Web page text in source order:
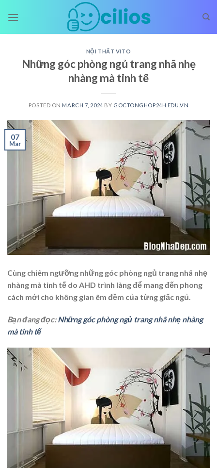
NỘI THẤT VITO
Những góc phòng ngủ trang nhã nhẹ
nhàng mà tinh tế
POSTED ON MARCH 7, 2024 BY GOCTONGHOP24H.EDU.VN
07
Mar
Cùng chiêm ngưỡng những góc phòng ngủ trang nhã nhẹ
nhàng mà tinh tế do AHD trình làng để mang đến phong
cách mới cho không gian êm đềm của từng giấc ngủ.
Bạn đang đọc:Những góc phòng ngủ trang nhã nhẹ nhàng
mà tinh tế